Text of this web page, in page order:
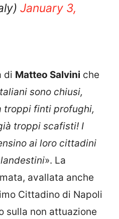
January 3,
di Matteo Salvini che
sono chiusi,
troppi finti profughi,
troppi scafisti! I
ai loro cittadini
». La
avallata anche
Cittadino di Napoli
sulla non attuazione